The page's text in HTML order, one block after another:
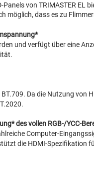
Panels von TRIMASTER
möglich, dass es zu
und verfügt über eine
Da die Nutzung
des vollen RGB-/YCC-
Computer-
die HDMI-Spezifikation